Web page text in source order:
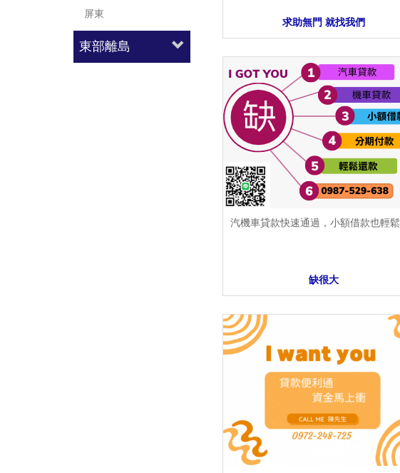
屏東
東部離島
求助無門 就找我們
汽機車貸款快速通過，小額借款也輕鬆
缺很大